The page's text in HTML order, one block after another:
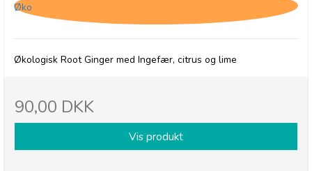
Øko
Økologisk Root Ginger med Ingefær, citrus og lime
90,00 DKK
Vis produkt